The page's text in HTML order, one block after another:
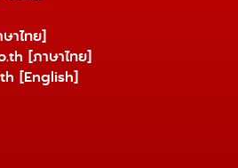
าไทย]
[ภาษาไทย]
[English]